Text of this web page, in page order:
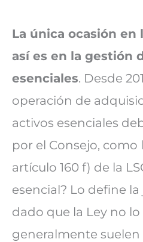
La única ocasión en
así es en la gestión
esenciales. Desde
operación de
activos esenciales
por el Consejo, como
artículo 160 f) de la
esencial? Lo define
dado que la Ley no
generalmente suelen